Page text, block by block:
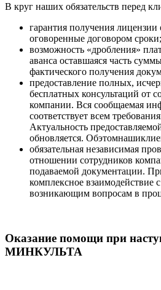
В круг наших обязательств перед
гарантия получения
оговоренные договором сроки;
возможность «дробления»
аванса оставшаяся часть
фактического получения
предоставление полных,
бесплатных консультаций от
компании. Вся сообщаемая
соответствует всем
Актуальность
обновляется.
обязательная независимая
отношении сотрудников
подаваемой документации.
комплексное взаимодействие
возникающим вопросам в
Оказание помощи при
МИНКУЛЬТА